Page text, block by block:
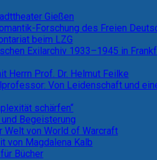
Gießen
Forschung des Freien
beim LZG
Exilarchiv 1933–1945 in
Herrn Prof. Dr. Helmut Feilke
Von Leidenschaft und
schärfen“
Begeisterung
Welt von World of Warcraft
von Magdalena Kalb
Bücher